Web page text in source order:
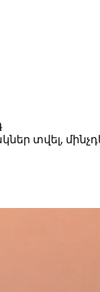
տվել,